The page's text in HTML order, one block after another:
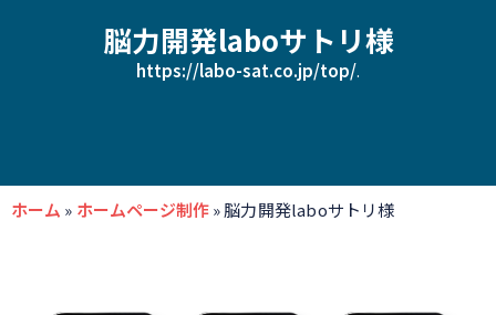
脳力開発laboサトリ様
https://labo-sat.co.jp/top/.
ホーム » ホームページ制作 »脳力開発laboサトリ様